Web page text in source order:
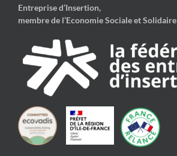
Entreprise d’Insertion,
membre de l’Economie Sociale et Solidaire